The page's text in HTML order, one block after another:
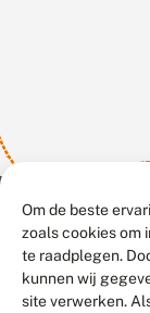
Om de beste
zoals cookies om
te raadplegen.
kunnen wij
site verwerken.
Meld
Duurzaam